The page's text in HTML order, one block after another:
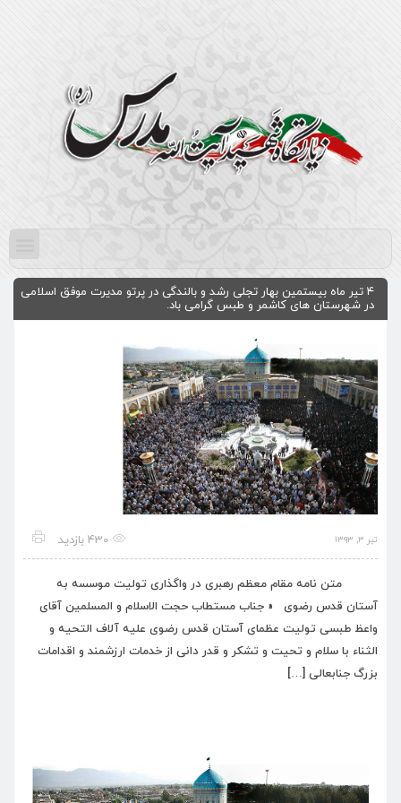
۴ تیر ماه بیستمین بهار تجلی رشد و بالندگی در پرتو مدیرت موفق اسلامی
در شهرستان های کاشمر و طبس گرامی باد.
تیر ۳, ۱۳۹۳ 430 بازدید
متن نامه مقام معظم رهبری در واگذاری تولیت موسسه به
آستان قدس رضوی « جناب مستطاب حجت الاسلام و المسلمین آقای
واعظ طبسی تولیت عظمای آستان قدس رضوی علیه آلاف التحیه و
الثناء با سلام و تحیت و تشکر و قدر دانی از خدمات ارزشمند و اقدامات
بزرگ جنابعالی […]